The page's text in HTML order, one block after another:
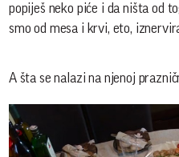
popiješ neko piće i da ništa od
smo od mesa i krvi, eto,
A šta se nalazi na njenoj